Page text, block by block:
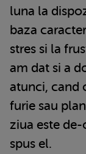
luna la
baza
stres si la
am dat si a
atunci, cand
furie sau
ziua este de-
spus el.